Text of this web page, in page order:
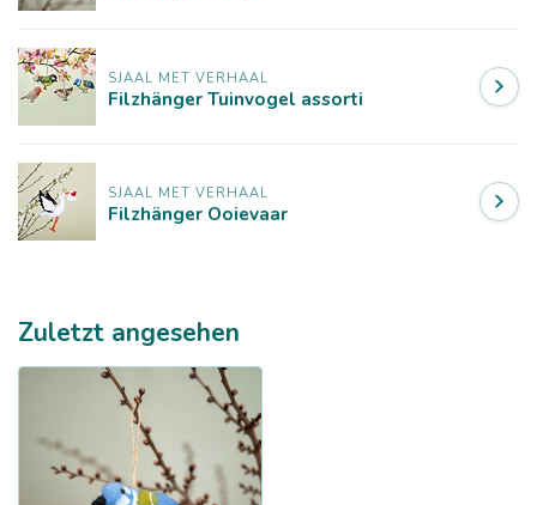
SJAAL MET VERHAAL
Filzhänger Tuinvogel assorti
SJAAL MET VERHAAL
Filzhänger Ooievaar
Zuletzt angesehen